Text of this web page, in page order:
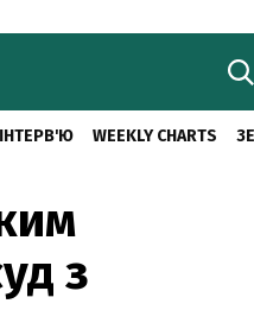
ІНТЕРВ'Ю WEEKLY CHARTS
з